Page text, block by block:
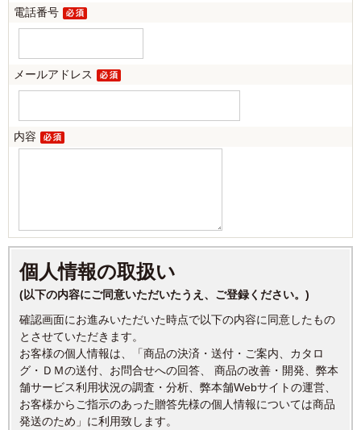
電話番号
メールアドレス
内容
個人情報の取扱い
(以下の内容にご同意いただいたうえ、ご登録ください。)
確認画面にお進みいただいた時点で以下の内容に同意したもの
とさせていただきます。
お客様の個人情報は、「商品の決済・送付・ご案内、カタロ
グ・ＤＭの送付、お問合せへの回答、 商品の改善・開発、弊本
舗サービス利用状況の調査・分析、弊本舗Webサイトの運営、
お客様からご指示のあった贈答先様の個人情報については商品
発送のため」に利用致します。